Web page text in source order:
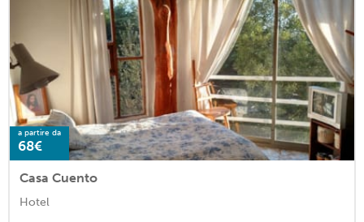
a partire da
68€
Casa Cuento
Hotel